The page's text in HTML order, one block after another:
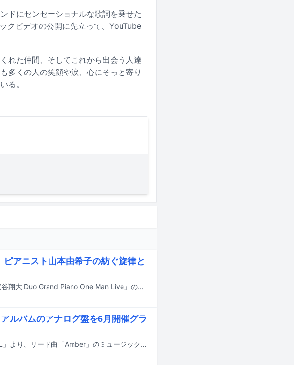
ドにセンセーショナルな歌詞を乗せた
クビデオの公開に先立って、YouTube
れた仲間、そしてこれから出会う人達
多くの人の笑顔や涙、心にそっと寄り
る。
アニスト山本由希子の紡ぐ旋律と
荒谷翔大が6月6日、東京・BLUE NOTE PLACEにて「荒谷翔大 Duo Grand Piano One Man Live」の初日公演を開催した。以降のテキストには公演のネタバレが含まれるので、今後ツアーに参加予定の人はご注意を。
ルバムのアナログ盤を6月開催グラ
荒谷翔大のメジャー1stフルアルバム「TASOGARE SOUL」より、リード曲「Amber」のミュージックビデオがYouTubeで公開された。